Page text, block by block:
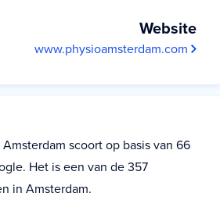
Website
www.physioamsterdam.com
scoort op basis van 66
Het is een van de 357
in Amsterdam.